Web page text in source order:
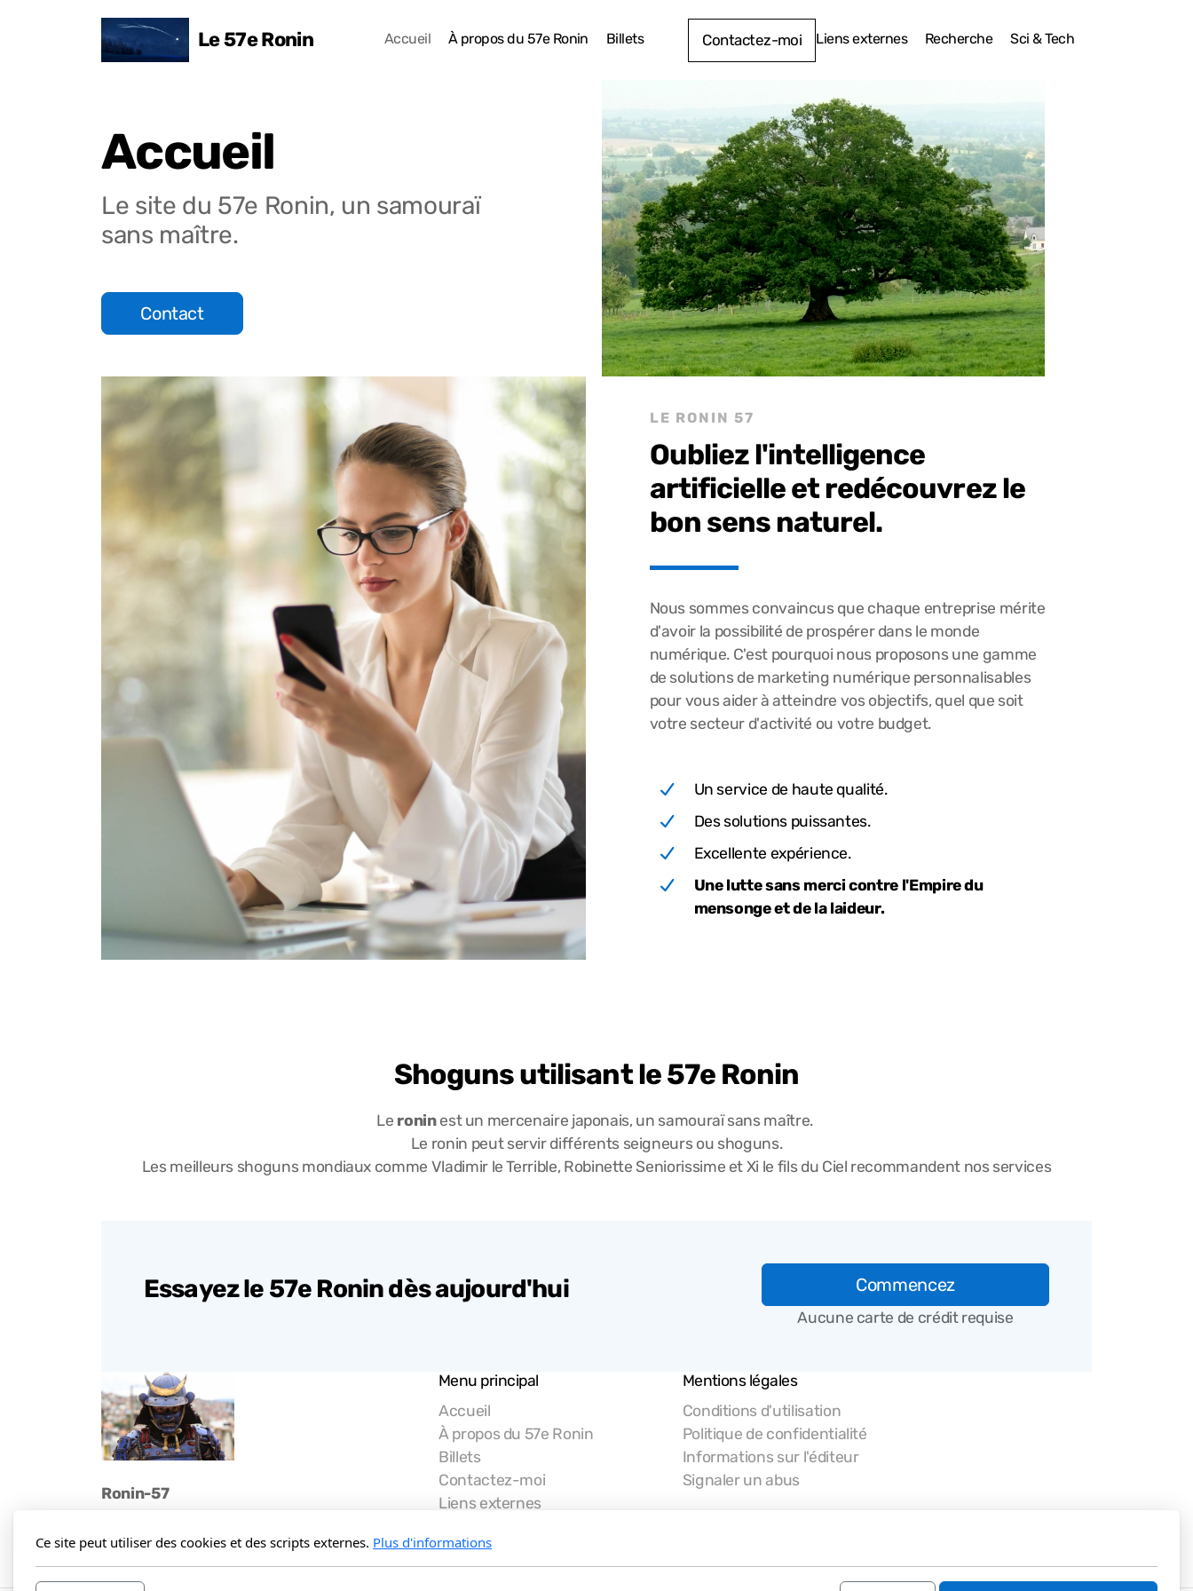
Le 57e Ronin Accueil À propos du 57e Ronin Billets Contactez-moi Liens externes Recherche Sci & Tech
Accueil
Le site du 57e Ronin, un samouraï
sans maître.
Contact
LE RONIN 57
Oubliez l'intelligence
artificielle et redécouvrez le
bon sens naturel.
Nous sommes convaincus que chaque entreprise mérite
d'avoir la possibilité de prospérer dans le monde
numérique. C'est pourquoi nous proposons une gamme
de solutions de marketing numérique personnalisables
pour vous aider à atteindre vos objectifs, quel que soit
votre secteur d'activité ou votre budget.
Un service de haute qualité.
Des solutions puissantes.
Excellente expérience.
Une lutte sans merci contre l'Empire du
mensonge et de la laideur.
Shoguns utilisant le 57e Ronin
Le roninest un mercenaire japonais, un samouraï sans maître.
Le ronin peut servir différents seigneurs ou shoguns.
Les meilleurs shoguns mondiaux comme Vladimir le Terrible, Robinette Seniorissime et Xi le fils du Ciel recommandent nos services
Essayez le 57e Ronin dès aujourd'hui Commencez
Aucune carte de crédit requise
Ronin-57
18700 Aubigny-sur-Nère
France
Menu principal
Accueil
À propos du 57e Ronin
Billets
Contactez-moi
Liens externes
Sci & Tech
Mentions légales
Conditions d'utilisation
Politique de confidentialité
Informations sur l'éditeur
Signaler un abus
Ce site peut utiliser des cookies et des scripts externes. Plus d'informations